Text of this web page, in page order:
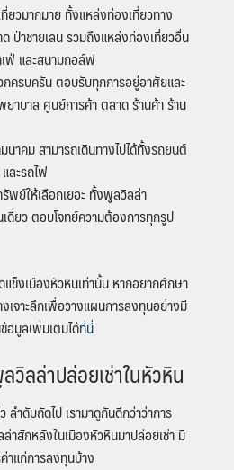
ยวมากมาย ทั้งแหล่งท่องเที่ยวทาง
ป่าชายเลน รวมถึงแหล่งท่องเที่ยวอื่น
ฟ่ และสนามกอล์ฟ
ครบครัน ตอบรับทุกการอยู่อาศัยและ
าบาล ศูนย์การค้า ตลาด ร้านค้า ร้าน
นาคม สามารถเดินทางไปได้ทั้งรถยนต์
ละรถไฟ
พย์ให้เลือกเยอะ ทั้งพูลวิลล่า
ดี่ยว ตอบโจทย์ความต้องการทุกรูป
ข็งเมืองหัวหินเท่านั้น หากอยากศึกษา
เจาะลึกเพื่อวางแผนการลงทุนอย่างมี
อมูลเพิ่มเติมได้ที่นี่
ลล่าปล่อยเช่าในหัวหิน
ลำดับถัดไป เรามาดูกันดีกว่าว่าการ
าสักหลังในเมืองหัวหินมาปล่อยเช่า มี
าแก่การลงทุนบ้าง